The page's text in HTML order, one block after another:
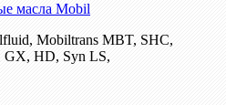
масла Mobil
Mobiltrans MBT, SHC,
GX, HD, Syn LS,